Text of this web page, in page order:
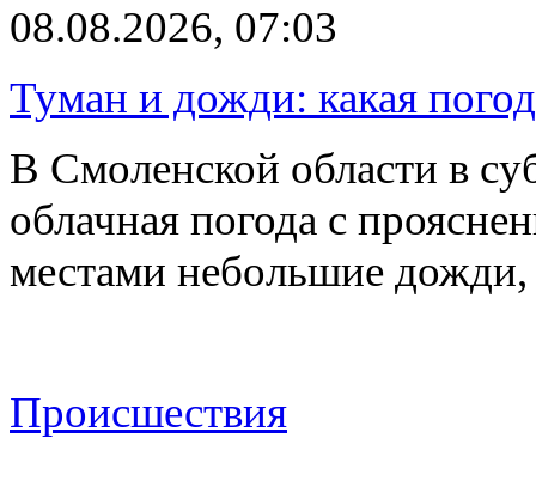
08.08.2026, 07:03
Туман и дожди: какая
В Смоленской области в
облачная погода с
местами небольшие
Происшествия